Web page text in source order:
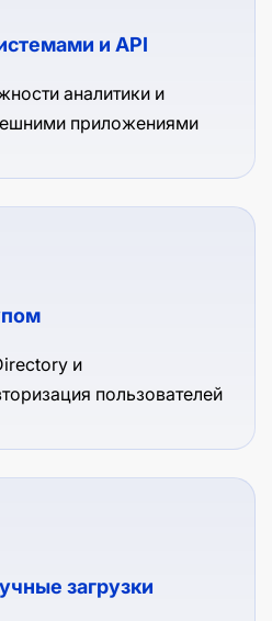
и API
аналитики и
приложениями
и
пользователей
загрузки